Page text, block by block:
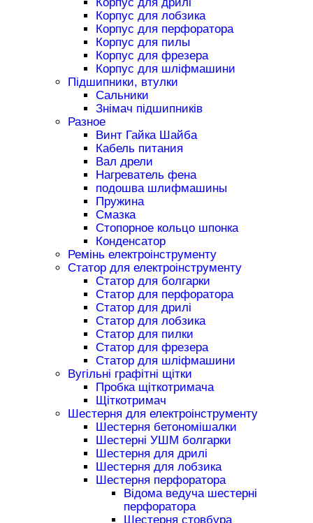
Корпус для дрилі
Корпус для лобзика
Корпус для перфоратора
Корпус для пилы
Корпус для фрезера
Корпус для шліфмашини
Підшипники, втулки
Сальники
Знімач підшипників
Разное
Винт Гайка Шайба
Кабель питания
Вал дрели
Нагреватель фена
подошва шлифмашины
Пружина
Смазка
Стопорное кольцо шпонка
Конденсатор
Ремінь електроінструменту
Статор для електроінструменту
Статор для болгарки
Статор для перфоратора
Статор для дрилі
Статор для лобзика
Статор для пилки
Статор для фрезера
Статор для шліфмашини
Вугільні графітні щітки
Пробка щіткотримача
Щіткотримач
Шестерня для електроінструменту
Шестерня бетономішалки
Шестерні УШМ болгарки
Шестерня для дрилі
Шестерня для лобзика
Шестерня перфоратора
Відома ведуча шестерні
перфоратора
Шестерня стовбура